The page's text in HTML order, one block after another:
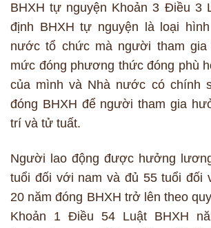
BHXH tự nguyện Khoản 3 Điều 3
định BHXH tự nguyện là loại
nước tổ chức mà người tham
mức đóng phương thức đóng phù
của mình và Nhà nước có chính
đóng BHXH để người tham gia
trí và tử tuất.
Người lao động được hưởng
tuổi đối với nam và đủ 55 tuổi đối
20 năm đóng BHXH trở lên theo
Khoản 1 Điều 54 Luật BHXH